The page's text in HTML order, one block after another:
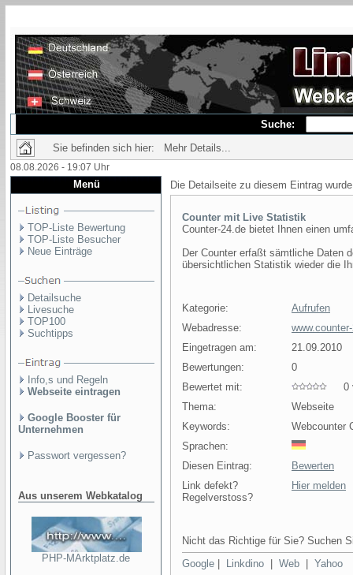
Suche:
Sie befinden sich hier: Mehr Details...
08.08.2026 - 19:07 Uhr
Menü
TOP-Liste Bewertung
TOP-Liste Besucher
Neue Einträge
Detailsuche
Livesuche
TOP100
Suchtipps
Info,s und Regeln
Webseite eintragen
Google Booster für
Unternehmen
Passwort vergessen?
Aus unserem Webkatalog
PHP-MArktplatz.de
Die Detailseite zu diesem Eintrag
Counter mit Live Statistik
Counter-24.de bietet Ihnen einen
Der Counter erfaßt sämtliche Daten
übersichtlichen Statistik wieder die
Kategorie:
Aufrufen
Webadresse:
Eingetragen am:
21.09.2010
Bewertungen:
0
Bewertet mit:
0
Thema:
Webseite
Keywords:
Webcounter
Sprachen:
Diesen Eintrag:
Bewerten
Link defekt?
Regelverstoss?
Hier melden
Nicht das Richtige für Sie? Suchen
Google
Linkdino Web Yahoo